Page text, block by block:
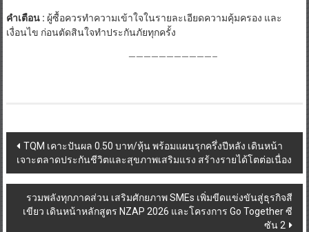
คำเตือน: ผู้ซื้อควรทำความเข้าใจในรายละเอียดความคุ้มครอง และ
เงื่อนไข ก่อนตัดสินใจทำประกันภัยทุกครั้ง
———————————–
Post
navigation
TQM เคาะปันผล 0.50 บาท/หุ้น พร้อมแผนรุกครึ่งปีหลัง เดินหน้า
เจาะตลาดประกันชีวิตและสุขภาพเสริมแรง สร้างรายได้โตต่อเนื่อง
รวมพลังทุกภาคส่วน เสริมศักยภาพ SMEs เพิ่มขีดแข่งขันสู่ธุรกิจสี
เขียว เดินหน้าหลักสูตร NZAP 2026 และโครงการ Go Together ซี
ซัน 2